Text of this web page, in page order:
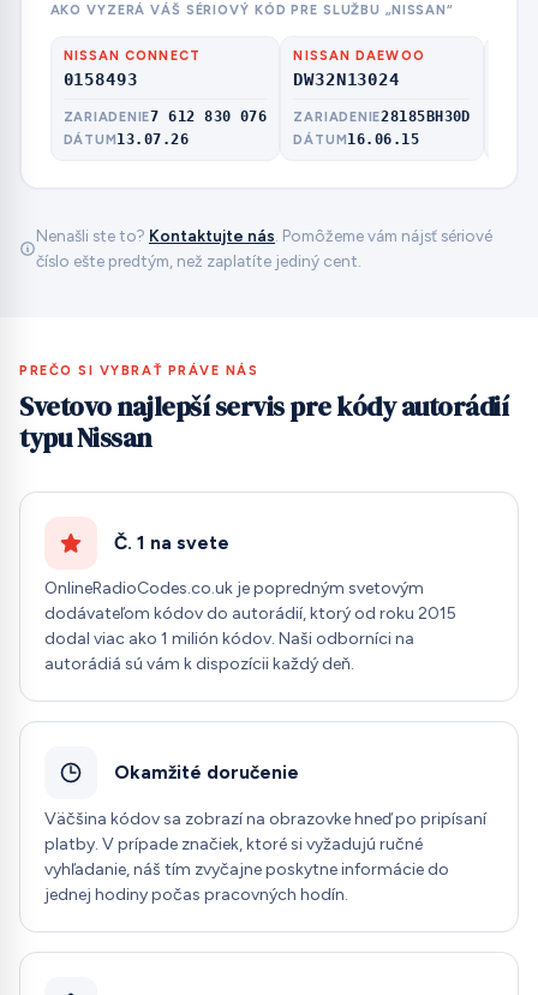
AKO VYZERÁ VÁŠ SÉRIOVÝ KÓD PRE SLUŽBU „NISSAN“
NISSAN CONNECT
0158493
ZARIADENIE7 612 830 076
DÁTUM 13.07.26
NISSAN DAEWOO
DW32N13024
ZARIADENIE28185BH30D
DÁTUM 16.06.15
Nenašli ste to? Kontaktujte nás . Pomôžeme vám nájsť sériové
číslo ešte predtým, než zaplatíte jediný cent.
PREČO SI VYBRAŤ PRÁVE NÁS
Svetovo najlepší servis pre kódy autorádií
typu Nissan
Č. 1 na svete
OnlineRadioCodes.co.uk je popredným svetovým
dodávateľom kódov do autorádií, ktorý od roku 2015
dodal viac ako 1 milión kódov. Naši odborníci na
autorádiá sú vám k dispozícii každý deň.
Okamžité doručenie
Väčšina kódov sa zobrazí na obrazovke hneď po pripísaní
platby. V prípade značiek, ktoré si vyžadujú ručné
vyhľadanie, náš tím zvyčajne poskytne informácie do
jednej hodiny počas pracovných hodín.